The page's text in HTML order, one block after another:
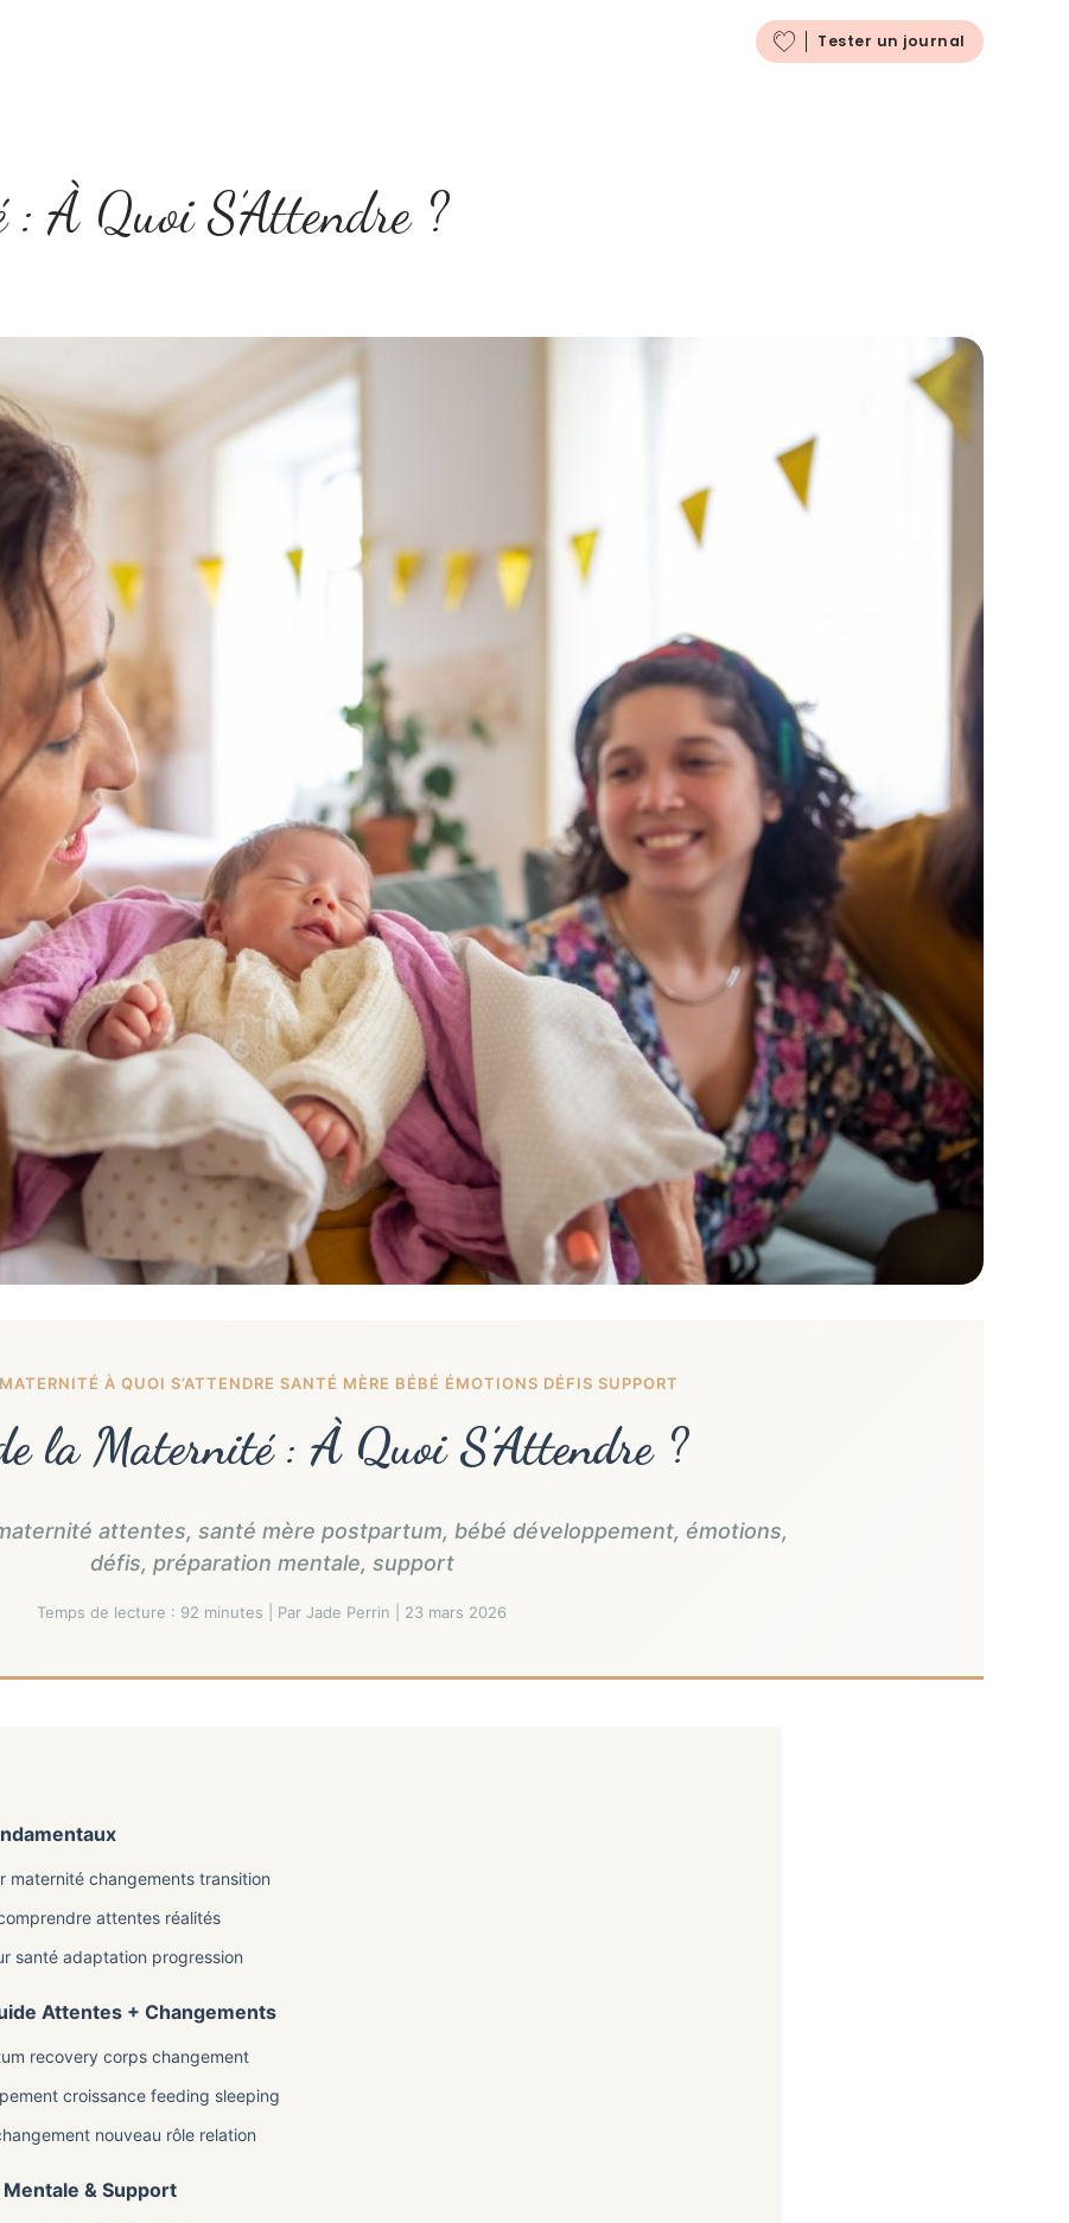
Tester un journal
À Quoi S’Attendre ?
À QUOI S’ATTENDRE SANTÉ MÈRE BÉBÉ ÉMOTIONS DÉFIS SUPPORT
la Maternité : À Quoi S’Attendre ?
attentes, santé mère postpartum, bébé développement, émotions,
défis, préparation mentale, support
Temps de lecture : 92 minutes | Par Jade Perrin | 23 mars 2026
maternité changements transition
attentes réalités
santé adaptation progression
Attentes + Changements
recovery corps changement
croissance feeding sleeping
nouveau rôle relation
& Support